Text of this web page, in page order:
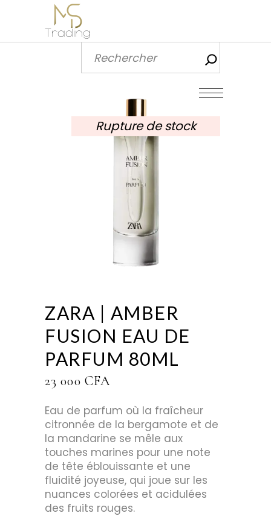
Rupture de stock
ZARA | AMBER
FUSION EAU DE
PARFUM 80ML
23 000 CFA
Eau de parfum où la fraîcheur
citronnée de la bergamote et de
la mandarine se mêle aux
touches marines pour une note
de tête éblouissante et une
fluidité joyeuse, qui joue sur les
nuances colorées et acidulées
des fruits rouges.